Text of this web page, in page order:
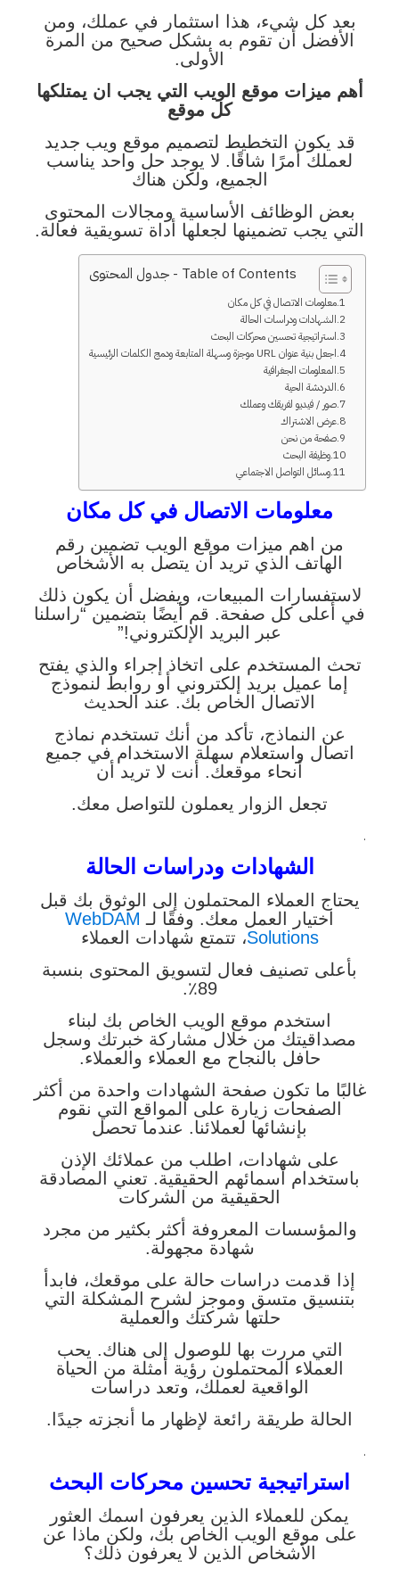
بعد كل شيء، هذا استثمار في عملك، ومن
الأفضل أن تقوم به بشكل صحيح من المرة
الأولى.
أهم ميزات موقع الويب التي يجب ان يمتلكها
كل موقع
قد يكون التخطيط لتصميم موقع ويب جديد
لعملك أمرًا شاقًا. لا يوجد حل واحد يناسب
الجميع، ولكن هناك
بعض الوظائف الأساسية ومجالات المحتوى
التي يجب تضمينها لجعلها أداة تسويقية فعالة.
Table of Contents - جدول المحتوى
معلومات الاتصال في كل مكان
الشهادات ودراسات الحالة
استراتيجية تحسين محركات البحث
اجعل بنية عنوان URL موجزة وسهلة المتابعة ودمج الكلمات الرئيسية
المعلومات الجغرافية
الدردشة الحية
صور / فيديو لفريقك وعملك
عرض الاشتراك
صفحة من نحن
وظيفة البحث
وسائل التواصل الاجتماعي
معلومات الاتصال في كل مكان
من اهم ميزات موقع الويب تضمين رقم
الهاتف الذي تريد أن يتصل به الأشخاص
لاستفسارات المبيعات، ويفضل أن يكون ذلك
في أعلى كل صفحة. قم أيضًا بتضمين “راسلنا
عبر البريد الإلكتروني!”
تحث المستخدم على اتخاذ إجراء والذي يفتح
إما عميل بريد إلكتروني أو روابط لنموذج
الاتصال الخاص بك. عند الحديث
عن النماذج، تأكد من أنك تستخدم نماذج
اتصال واستعلام سهلة الاستخدام في جميع
أنحاء موقعك. أنت لا تريد أن
تجعل الزوار يعملون للتواصل معك.
.
الشهادات ودراسات الحالة
يحتاج العملاء المحتملون إلى الوثوق بك قبل
اختيار العمل معك. وفقًا لـ WebDAM
Solutions، تتمتع شهادات العملاء
بأعلى تصنيف فعال لتسويق المحتوى بنسبة
89٪.
استخدم موقع الويب الخاص بك لبناء
مصداقيتك من خلال مشاركة خبرتك وسجل
حافل بالنجاح مع العملاء والعملاء.
غالبًا ما تكون صفحة الشهادات واحدة من أكثر
الصفحات زيارة على المواقع التي نقوم
بإنشائها لعملائنا. عندما تحصل
على شهادات، اطلب من عملائك الإذن
باستخدام أسمائهم الحقيقية. تعني المصادقة
الحقيقية من الشركات
والمؤسسات المعروفة أكثر بكثير من مجرد
شهادة مجهولة.
إذا قدمت دراسات حالة على موقعك، فابدأ
بتنسيق متسق وموجز لشرح المشكلة التي
حلتها شركتك والعملية
التي مررت بها للوصول إلى هناك. يحب
العملاء المحتملون رؤية أمثلة من الحياة
الواقعية لعملك، وتعد دراسات
الحالة طريقة رائعة لإظهار ما أنجزته جيدًا.
.
استراتيجية تحسين محركات البحث
يمكن للعملاء الذين يعرفون اسمك العثور
على موقع الويب الخاص بك، ولكن ماذا عن
الأشخاص الذين لا يعرفون ذلك؟